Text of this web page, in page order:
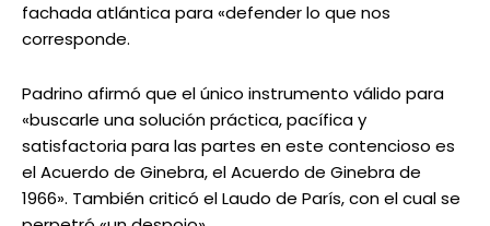
fachada atlántica para «defender lo que nos
corresponde.
Padrino afirmó que el único instrumento válido para
«buscarle una solución práctica, pacífica y
satisfactoria para las partes en este contencioso es
el Acuerdo de Ginebra, el Acuerdo de Ginebra de
1966». También criticó el Laudo de París, con el cual se